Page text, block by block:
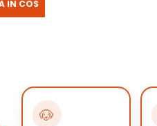
IN COS
🐶